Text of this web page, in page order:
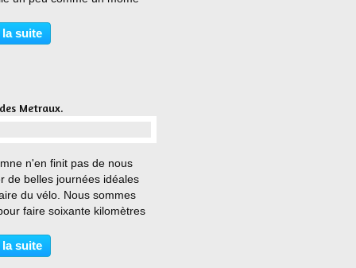
jour. Et franchement en
çà vaut le coup d’œil. J’ai
la suite
Metraux.
n'en finit pas de nous
de belles journées idéales
du vélo. Nous sommes
faire soixante kilomètres
saison. Cela permet aux
d'aller rouler dans la
la suite